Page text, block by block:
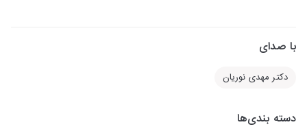
با صدای
دکتر مهدی نوریان
دسته بندی‌ها